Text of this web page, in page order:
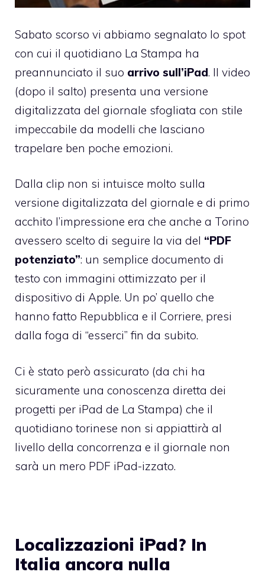
Sabato scorso vi abbiamo segnalato lo spot
con cui il quotidiano La Stampa ha
preannunciato il suo arrivo sull’iPad. Il video
(dopo il salto) presenta una versione
digitalizzata del giornale sfogliata con stile
impeccabile da modelli che lasciano
trapelare ben poche emozioni.
Dalla clip non si intuisce molto sulla
versione digitalizzata del giornale e di primo
acchito l’impressione era che anche a Torino
avessero scelto di seguire la via del “PDF
potenziato”: un semplice documento di
testo con immagini ottimizzato per il
dispositivo di Apple. Un po’ quello che
hanno fatto Repubblica e il Corriere, presi
dalla foga di “esserci” fin da subito.
Ci è stato però assicurato (da chi ha
sicuramente una conoscenza diretta dei
progetti per iPad de La Stampa) che il
quotidiano torinese non si appiattirà al
livello della concorrenza e il giornale non
sarà un mero PDF iPad-izzato.
Localizzazioni iPad? In
Italia ancora nulla